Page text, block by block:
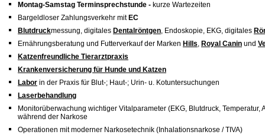
Montag-Samstag Terminsprechstunde - kurze Wartezeiten
Bargeldloser Zahlungsverkehr mitEC
Blutdruckmessung, digitales Dentalröntgen, Endoskopie, EKG, digitales
Ernährungsberatung und Futterverkauf der Marken Hills, Royal Canin und
Katzenfreundliche Tierarztpraxis
Krankenversicherung für Hunde und Katzen
Labor in der Praxis für Blut-; Haut-; Urin- u. Kotuntersuchungen
Laserbehandlung
Monitorüberwachung wichtiger Vitalparameter (EKG, Blutdruck, Temperatur,
während der Narkose
Operationen mit moderner Narkosetechnik (Inhalationsnarkose / TIVA)